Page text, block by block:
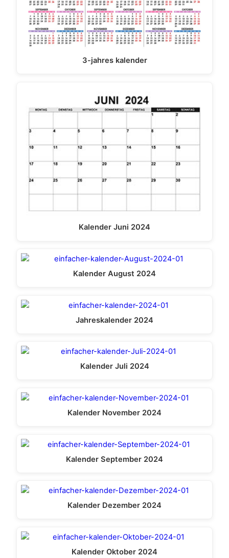
3-jahres kalender
Kalender Juni 2024
Kalender August 2024
Jahreskalender 2024
Kalender Juli 2024
Kalender November 2024
Kalender September 2024
Kalender Dezember 2024
Kalender Oktober 2024